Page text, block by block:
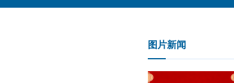
图片新闻